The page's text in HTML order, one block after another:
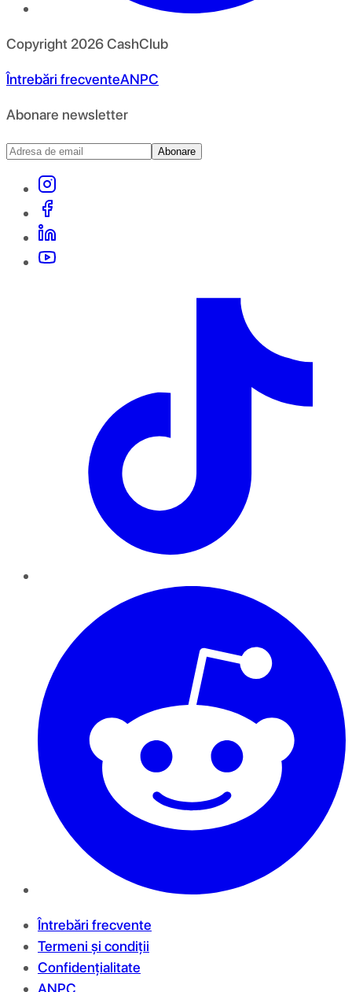
Copyright 2026CashClub
Întrebări frecventeANPC
Abonare newsletter
Abonare
Întrebări frecvente
Termeni și condiții
Confidențialitate
ANPC